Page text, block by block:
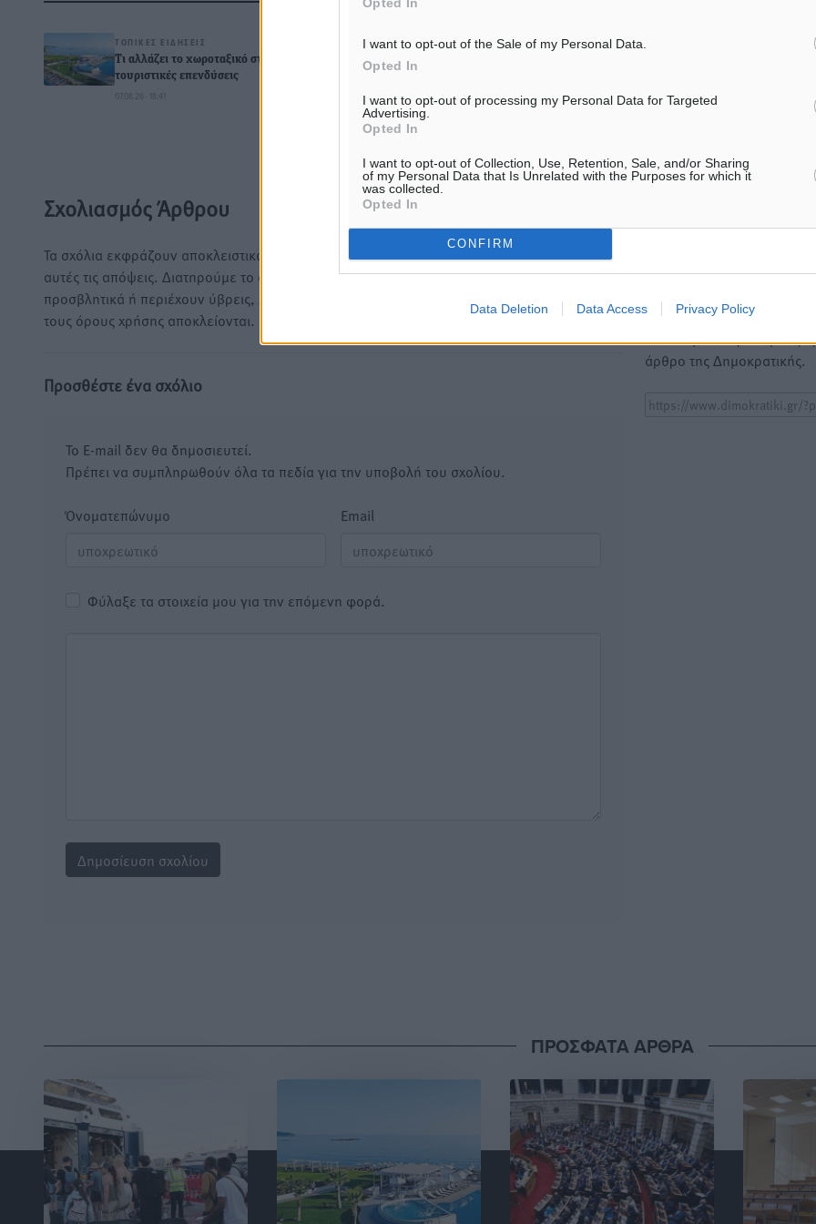
I want to opt-out of the Sale of my Personal Data.
Opted In
I want to opt-out of processing my Personal Data for Targeted
Advertising.
Opted In
I want to opt-out of Collection, Use, Retention, Sale, and/or Sharing
of my Personal Data that Is Unrelated with the Purposes for which it
was collected.
Opted In
CONFIRM
Data Deletion Data Access Privacy Policy
ΤΟΠΙΚΈΣ ΕΙΔΉΣΕΙΣ
Τι αλλάζει το χωροταξικό στις
τουριστικές επενδύσεις
07.08.26 · 18:41
ΤΟΠΙΚΈΣ ΕΙΔΉΣΕΙΣ
ΥΠΑΑΤ: 12,5 εκατ. ευρώ στις 13
07.08.26 · 18:19
εφημερίδα εξηγεί τους
οι γείτονες προτιμούν την
Σχολιασμός Άρθρου
Τα σχόλια εκφράζουν αποκλειστικά τον εκάστοτε σχολιαστή. Η Δημοκρατική δεν υιοθετεί
αυτές τις απόψεις. Διατηρούμε το δικαίωμα να διαγράψουμε όποια σχόλια θεωρούμε
προσβλητικά ή περιέχουν ύβρεις, χωρίς καμμία προειδοποίηση. Χρήστες που δεν τηρούν
τους όρους χρήσης αποκλείονται.
Προσθέστε ένα σχόλιο
Το E-mail δεν θα δημοσιευτεί.
Πρέπει να συμπληρωθούν όλα τα πεδία για την υποβολή του σχολίου.
Όνοματεπώνυμο Email
Φύλαξε τα στοιχεία μου για την επόμενη φορά.
είδησης από άλλες
παρακάτω παρεχόμενου
συνδέσμου παραπομπής
άρθρο της Δημοκρατικής.
ΠΡΟΣΦΑΤΑ ΑΡΘΡΑ